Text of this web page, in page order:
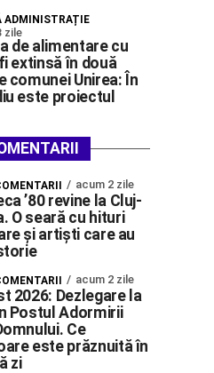
ADMINISTRAȚIE
zile
de alimentare cu
extinsă în două
comunei Unirea: În
este proiectul
acum 2 zile
’80 revine la Cluj-
O seară cu hituri
și artiști care au
acum 2 zile
2026: Dezlegare la
Postul Adormirii
Ce
este prăznuită în
zi